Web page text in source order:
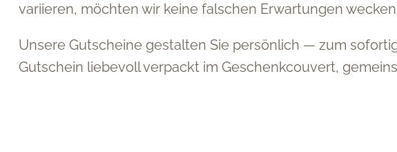
variieren, möchten wir keine falschen Erwartungen
Unsere Gutscheine gestalten Sie persönlich — zum
Gutschein liebevoll verpackt im Geschenkcouvert,